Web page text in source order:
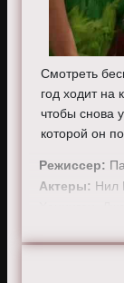
Смотреть
год ходит на
чтобы снова
которой он
Режиссер:
Актеры: Нил
Ханниган,